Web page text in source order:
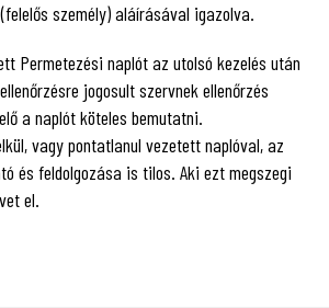
személy) aláírásával igazolva.
Permetezési naplót az utolsó kezelés után
jogosult szervnek ellenőrzés
a naplót köteles bemutatni.
vagy pontatlanul vezetett naplóval, az
és feldolgozása is tilos. Aki ezt megszegi
el.